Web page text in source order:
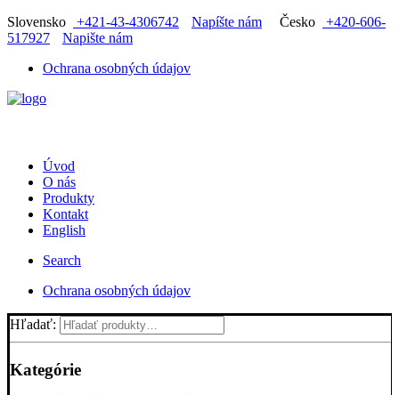
Slovensko +421-43-4306742 Napíšte nám Česko
+420-606-
517927
Napište nám
Ochrana osobných údajov
Úvod
O nás
Produkty
Kontakt
English
Search
Ochrana osobných údajov
Hľadať:
Kategórie